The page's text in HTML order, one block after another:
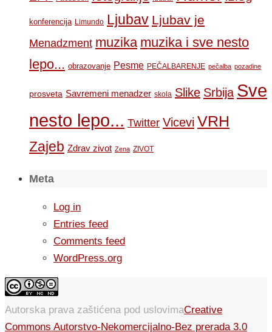
konferencija Limundo Ljubav Ljubav je
Menadzment muzika muzika i sve nesto
lepo... obrazovanje Pesme PEČALBARENJE pečalba pozadine
prosveta Savremeni menadzer skola Slike Srbija Sve
nesto lepo... Twitter Vicevi VRH
Zajeb Zdrav zivot Zena ZIVOT
Meta
Log in
Entries feed
Comments feed
WordPress.org
Autorska prava zaštićena pod uslovimaCreative
Commons Autorstvo-Nekomercijalno-Bez prerada 3.0